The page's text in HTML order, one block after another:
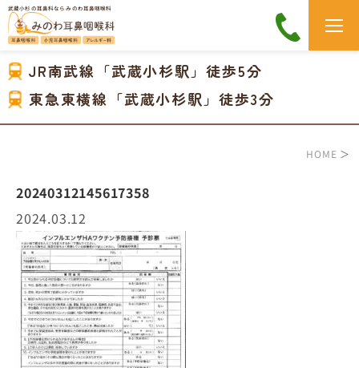
武蔵小杉の耳鼻科なら みのわ耳鼻咽喉科
JR南武線「武蔵小杉駅」徒歩5分
東急東横線「武蔵小杉駅」徒歩3分
HOME ＞
20240312145617358
2024.03.12